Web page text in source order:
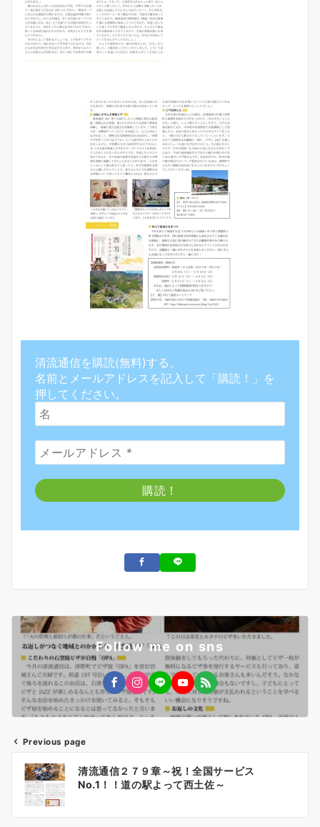
清流通信を購読(無料)する。
名前とメールアドレスを記入して「購読！」を
押してください。
Follow me on sns
投
稿
ナ
ビ
Previous page
清流通信２７９章～祝！全国サービス
No.1！！道の駅よって西土佐～